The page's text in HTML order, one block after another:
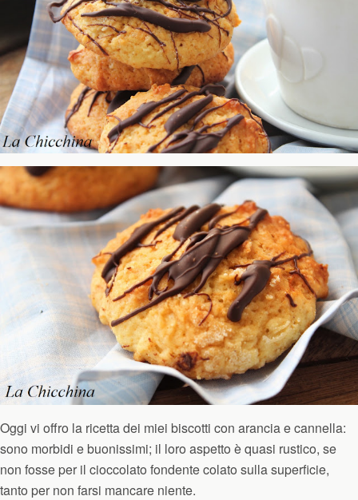
Oggi vi offro la ricetta dei miei biscotti con arancia e cannella:
sono morbidi e buonissimi; il loro aspetto è quasi rustico, se
non fosse per il cioccolato fondente colato sulla superficie,
tanto per non farsi mancare niente.